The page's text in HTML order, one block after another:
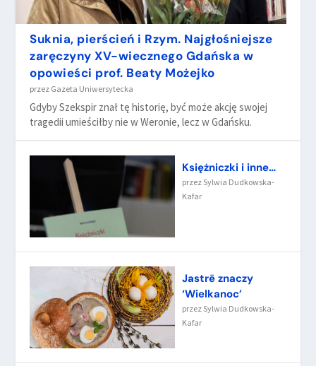
Suknia, pierścień i Rzym. Najgłośniejsze
zaręczyny XV-wiecznego Gdańska w
opowieści prof. Beaty Możejko
przez Gazeta Uniwersytecka
Gdyby Szekspir znał tę historię, być może akcję swojej
tragedii umieściłby nie w Weronie, lecz w Gdańsku.
Księżniczki i inne…
przez Sylwia Dudkowska-
Kafar
Jastrë znaczy
‘Wielkanoc’
przez Sylwia Dudkowska-
Kafar